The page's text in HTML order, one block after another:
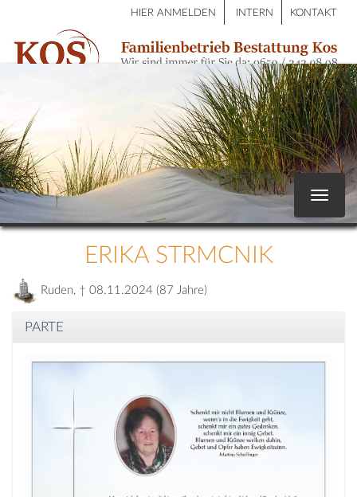
HIER ANMELDEN INTERN KONTAKT
Toggle
ERIKA STRMCNIK
Ruden, † 08.11.2024 (87 Jahre)
PARTE